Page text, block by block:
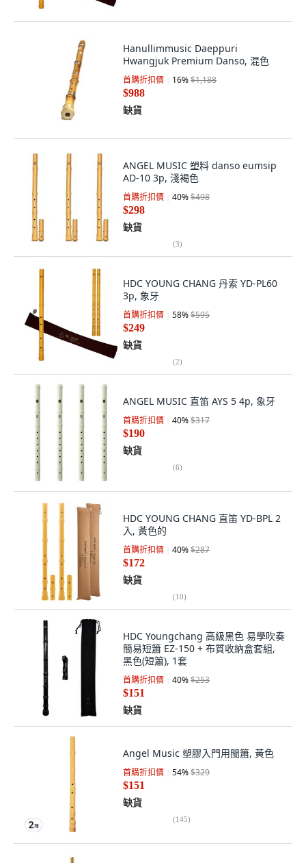
Hanullimmusic Daeppuri
Hwangjuk Premium Danso, 混色
首購折扣價 16%$1,188
$988
缺貨
ANGEL MUSIC 塑料 danso eumsip
AD-10 3p, 淺褐色
首購折扣價 40%$498
$298
缺貨
(3)
HDC YOUNG CHANG 丹索 YD-PL60
3p, 象牙
首購折扣價 58%$595
$249
缺貨
(2)
ANGEL MUSIC 直笛 AYS 5 4p, 象牙
首購折扣價 40%$317
$190
缺貨
(6)
HDC YOUNG CHANG 直笛 YD-BPL 2
入, 黃色的
首購折扣價 40%$287
$172
缺貨
(10)
HDC Youngchang 高級黑色 易學吹奏
簡易短簫 EZ-150 + 布質收納盒套組,
黑色(短簫), 1套
首購折扣價 40%$253
$151
缺貨
Angel Music 塑膠入門用閩簫, 黃色
首購折扣價 54%$329
$151
缺貨
(145)